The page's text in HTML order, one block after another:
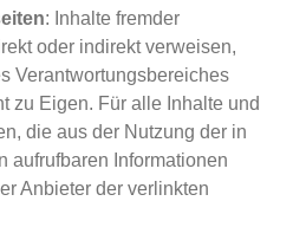
: Inhalte fremder
oder indirekt verweisen,
Verantwortungsbereiches
zu Eigen. Für alle Inhalte und
die aus der Nutzung der in
aufrufbaren Informationen
Anbieter der verlinkten